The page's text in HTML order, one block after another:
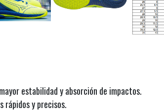
estabilidad y absorción de impactos.
rápidos y precisos.